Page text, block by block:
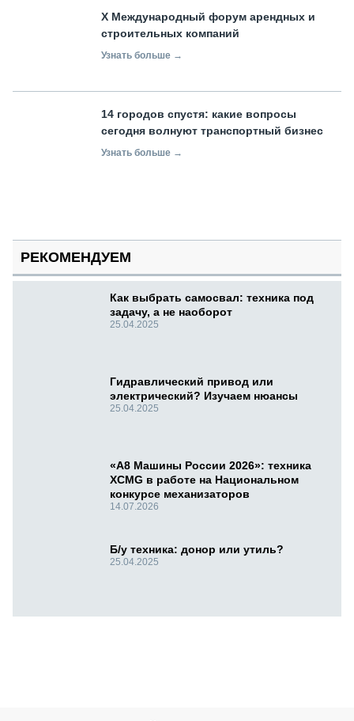
X Международный форум арендных и
строительных компаний
Узнать больше →
14 городов спустя: какие вопросы
сегодня волнуют транспортный бизнес
Узнать больше →
РЕКОМЕНДУЕМ
Как выбрать самосвал: техника под
задачу, а не наоборот
25.04.2025
Гидравлический привод или
электрический? Изучаем нюансы
25.04.2025
«А8 Машины России 2026»: техника
XCMG в работе на Национальном
конкурсе механизаторов
14.07.2026
Б/у техника: донор или утиль?
25.04.2025